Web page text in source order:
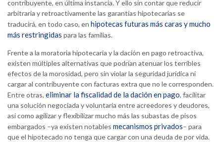
contribuyente, en última instancia. Y ello sin contar que reducir
arbitraria y retroactivamente las garantías hipotecarias se
traducirá, en todo caso, en hipotecas futuras más caras y mucho
más restringidas para las familias.
Frente a la moratoria hipotecaria y la dación en pago retroactiva,
existen múltiples alternativas que podrían atenuar los terribles
efectos de la morosidad, pero sin violar la seguridad jurídica ni
cargar al contribuyente con facturas extra que no le corresponden.
Entre otras, eliminar la fiscalidad de la dación en pago, facilitar
una solución negociada y voluntaria entre acreedores y deudores,
así como agilizar y flexibilizar mucho más las subastas de pisos
embargados –ya existen notables mecanismos privados– para
que el hipotecado no tenga que cargar con una deuda de por vida.